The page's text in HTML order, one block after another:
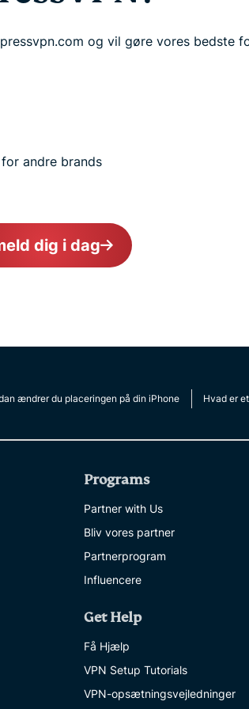
og vil gøre vores bedste
andre brands
dig i dag
ændrer du placeringen på din iPhone Hvad er
Programs
Partner with Us
Bliv vores partner
Partnerprogram
Influencere
Get Help
Få Hjælp
VPN Setup Tutorials
VPN-opsætningsvejledninger